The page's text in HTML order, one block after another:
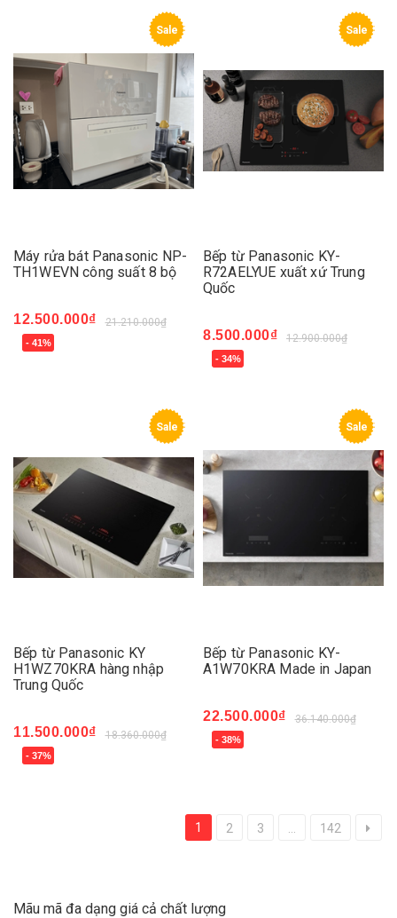
Sale
Máy rửa bát Panasonic NP-
TH1WEVN công suất 8 bộ
12.500.000₫ 21.210.000₫
- 41%
Sale
Bếp từ Panasonic KY-
R72AELYUE xuất xứ Trung
Quốc
8.500.000₫ 12.900.000₫
- 34%
Sale
Bếp từ Panasonic KY
H1WZ70KRA hàng nhập
Trung Quốc
11.500.000₫ 18.360.000₫
- 37%
Sale
Bếp từ Panasonic KY-
A1W70KRA Made in Japan
22.500.000₫ 36.140.000₫
- 38%
1 2 3 142
Mãu mã đa dạng giá cả chất lượng